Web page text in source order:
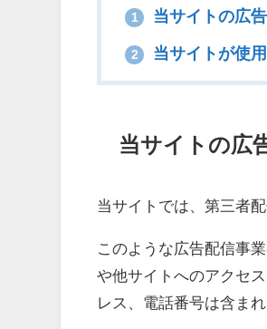
1 当サイトの広
2 当サイトが使
当サイトの広
当サイトでは、第三者
このような広告配信事
や他サイトへのアクセ
レス、電話番号は含ま